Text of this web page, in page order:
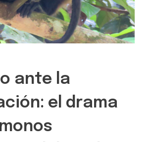
ante la
el drama